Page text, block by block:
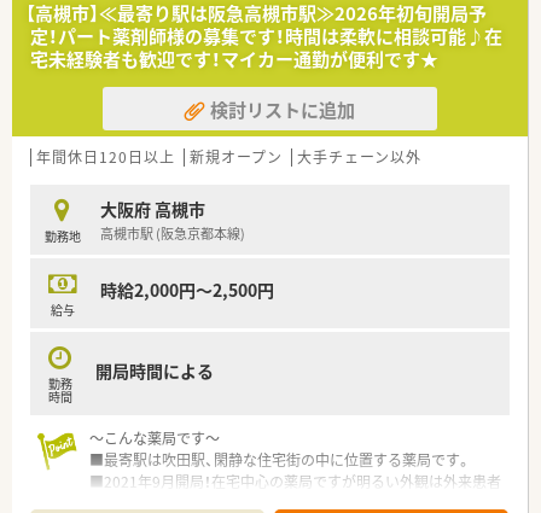
きたいという意欲のある方。
■施設スタッフや他職種と円滑に連携できる、コミュニケーショ
ン能力を重視しています。
【法人特徴について】
■高齢者向け施設を運営するグループの調剤部門として、2021
年9月に設立された法人です。
宅医療サービスを提供しています。
■今後も各地に新規開局を予定しており、法人の成長と共にキャ
リアアップが目指せる環境です。
【求人情報について】
■ご経験やスキルを考慮し、一般薬剤師として年収500万円から
暇も取得可能です。
【高槻市】≪最寄り駅は阪急高槻市駅≫2026年初旬開局予
定！パート薬剤師様の募集です！時間は柔軟に相談可能♪在
宅未経験者も歓迎です！マイカー通勤が便利です★
検討リストに追加
年間休日120日以上 新規オープン 大手チェーン以外
勤務地
大阪府 高槻市
高槻市駅 (阪急京都本線)
給与
時給2,000円～2,500円
勤務
時間
開局時間による
～こんな薬局です～
■最寄駅は吹田駅、閑静な住宅街の中に位置する薬局です。
■2021年9月開局！在宅中心の薬局ですが明るい外観は外来患者